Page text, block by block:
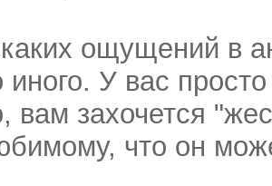
ощущений в
иного. У вас
вам захочется
что он